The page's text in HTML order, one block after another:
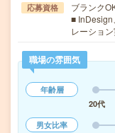
応募資格
ブランク
■ InDesign
レーショ
職場の雰囲気
年齢層
20代
男女比率